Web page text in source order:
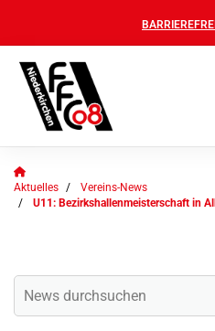
Aktuelles
Vereins-News
U11: Bezirkshallenmeisterschaft in